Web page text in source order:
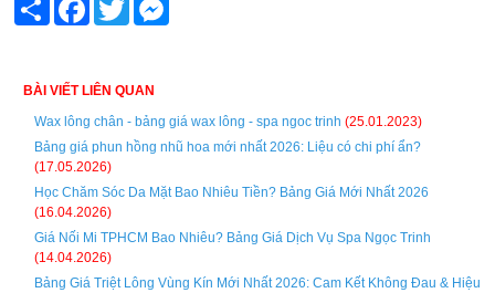
BÀI VIẾT LIÊN QUAN
Wax lông chân - bảng giá wax lông - spa ngoc trinh (25.01.2023)
Bảng giá phun hồng nhũ hoa mới nhất 2026: Liệu có chi phí ẩn?
(17.05.2026)
Học Chăm Sóc Da Mặt Bao Nhiêu Tiền? Bảng Giá Mới Nhất 2026
(16.04.2026)
Giá Nối Mi TPHCM Bao Nhiêu? Bảng Giá Dịch Vụ Spa Ngọc Trinh
(14.04.2026)
Bảng Giá Triệt Lông Vùng Kín Mới Nhất 2026: Cam Kết Không Đau & Hiệu